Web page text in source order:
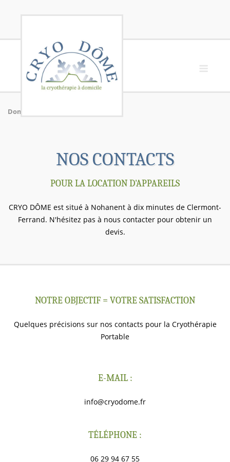
content
Domicile
NOS CONTACTS
POUR LA LOCATION D'APPAREILS
CRYO DÔME est situé à Nohanent à dix minutes de Clermont-
Ferrand. N'hésitez pas à nous contacter pour obtenir un
devis.
NOTRE OBJECTIF = VOTRE SATISFACTION
Quelques précisions sur nos contacts pour la Cryothérapie
Portable
E-MAIL :
info@cryodome.fr
TÉLÉPHONE :
06 29 94 67 55